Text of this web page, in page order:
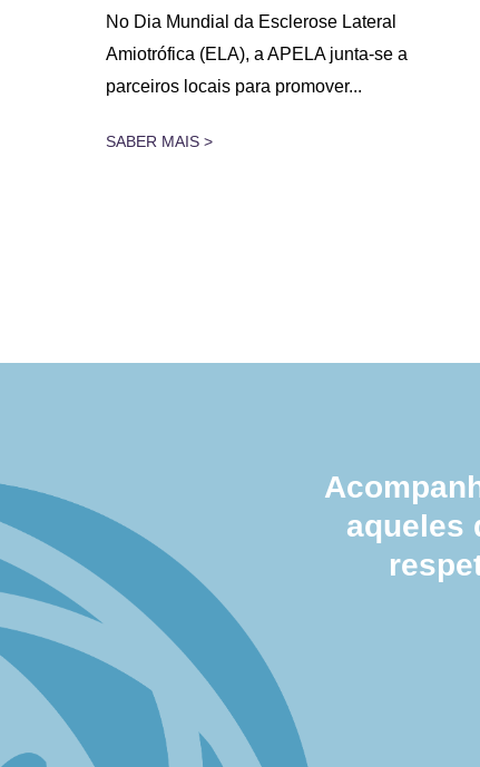
No Dia Mundial da Esclerose Lateral
Amiotrófica (ELA), a APELA junta-se a
parceiros locais para promover...
SABER MAIS >
aqueles